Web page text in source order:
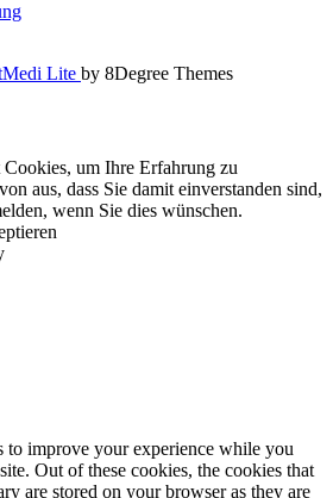
Lite by 8Degree Themes
um Ihre Erfahrung zu
aus, dass Sie damit einverstanden sind,
wenn Sie dies wünschen.
to improve your experience while you
Out of these cookies, the cookies that
are stored on your browser as they are